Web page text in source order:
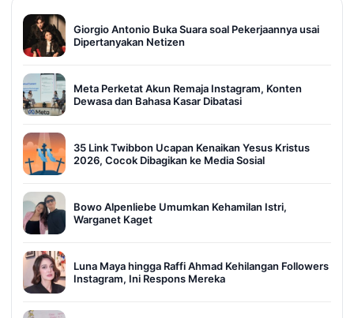
Giorgio Antonio Buka Suara soal Pekerjaannya usai
Dipertanyakan Netizen
Meta Perketat Akun Remaja Instagram, Konten
Dewasa dan Bahasa Kasar Dibatasi
35 Link Twibbon Ucapan Kenaikan Yesus Kristus
2026, Cocok Dibagikan ke Media Sosial
Bowo Alpenliebe Umumkan Kehamilan Istri,
Warganet Kaget
Luna Maya hingga Raffi Ahmad Kehilangan Followers
Instagram, Ini Respons Mereka